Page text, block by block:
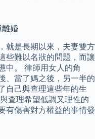
離婚
就是長期以來，夫妻雙方
些難以名狀的問題，而讓
中。 律師用女人的角
、當了媽之後，另一半的
自己與查理這些年的生
查理希望低調又理性的
有傷害對方權益的事情發